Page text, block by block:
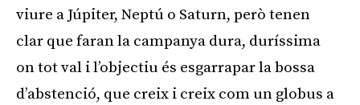
viure a Júpiter, Neptú o Saturn, però tenen
clar que faran la campanya dura, duríssima
on tot val i l’objectiu és esgarrapar la bossa
d’abstenció, que creix i creix com un globus a